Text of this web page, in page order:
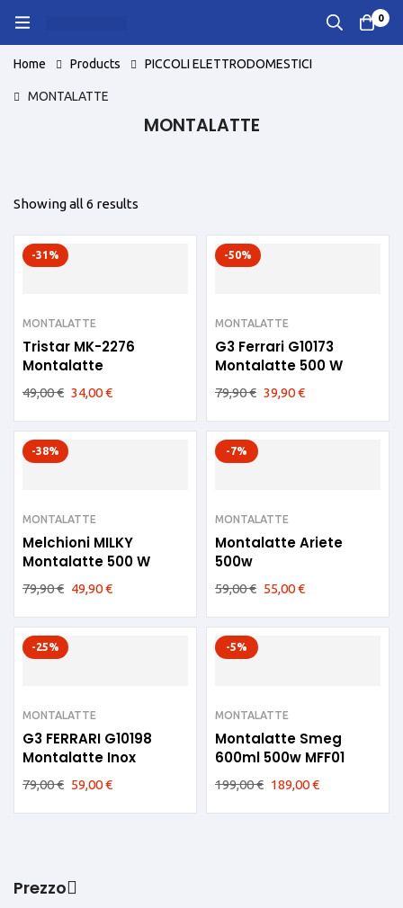
0
Home Products PICCOLI ELETTRODOMESTICI
MONTALATTE
MONTALATTE
Prezzo
Showing all 6 results
-31%
MONTALATTE
Tristar MK-2276
Montalatte
49,00€ 34,00€
-50%
MONTALATTE
G3 Ferrari G10173
Montalatte 500 W
79,90€ 39,90€
-38%
MONTALATTE
Melchioni MILKY
Montalatte 500 W
79,90€ 49,90€
-7%
MONTALATTE
Montalatte Ariete
500w
59,00€ 55,00€
-25%
MONTALATTE
G3 FERRARI G10198
Montalatte Inox
79,00€ 59,00€
-5%
MONTALATTE
Montalatte Smeg
600ml 500w MFF01
199,00€ 189,00€